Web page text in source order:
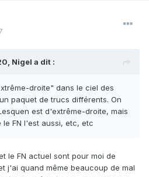
Nigel a dit :
droite" dans le ciel des
paquet de trucs différents. On
est d'extrême-droite, mais
FN l'est aussi, etc, etc
le FN actuel sont pour moi de
j'ai quand même beaucoup de mal